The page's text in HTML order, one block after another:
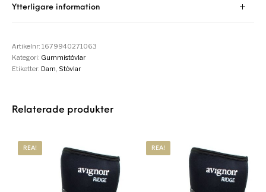
Ytterligare information
Artikelnr:1679940271063
Kategori: Gummistövlar
Etiketter: Dam, Stövlar
Relaterade produkter
REA! REA!